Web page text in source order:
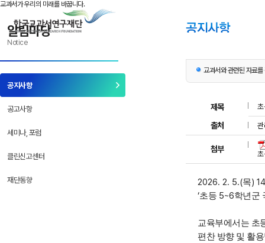
본문으로 바로 가기
반복메뉴로 가기
하위메뉴로 가기
교과서가 우리의 미래를 바꿉니다.
알림마당
Notice
공지사항
공고사항
세미나, 포럼
클린신고센터
재단동향
교과서와 관련된 자료
제목 초
출처 관
첨부
초
2026. 2. 5.(목) 14
‘초등 5~6학년군
교육부에서는 초
편찬 방향 및 활